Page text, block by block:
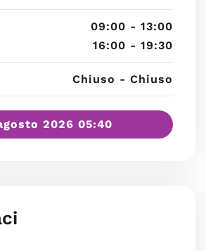
09:00 - 13:00
16:00 - 19:30
Chiuso - Chiuso
2026 05:40